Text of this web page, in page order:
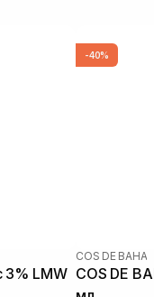
3% LMW
-40%
COS DE BAHA
COS DE